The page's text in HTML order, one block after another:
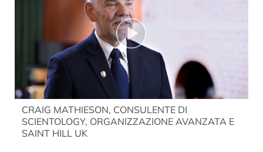
CRAIG MATHIESON, CONSULENTE DI
SCIENTOLOGY, ORGANIZZAZIONE AVANZATA E
SAINT HILL UK